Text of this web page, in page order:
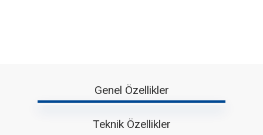
Genel Özellikler
Teknik Özellikler